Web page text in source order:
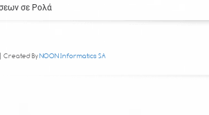
σε Ρολά
| Created ByNOON Informatics SA